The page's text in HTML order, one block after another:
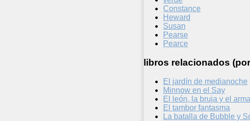
Constance
Heward
Susan
Pearse
Pearce
libros relacionados
El jardín de medianoche
Minnow en el Say
El león, la bruja y el
El tambor fantasma
La batalla de Bubble y